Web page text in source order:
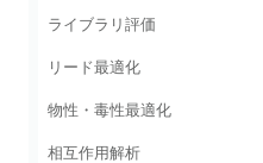
ライブラリ評価
リード最適化
物性・毒性最適化
相互作用解析